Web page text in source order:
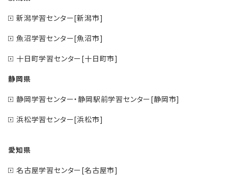
新潟学習センター[新潟市]
魚沼学習センター[魚沼市]
十日町学習センター[十日町市]
静岡県
静岡学習センター・静岡駅前学習センター[静岡市]
浜松学習センター[浜松市]
愛知県
名古屋学習センター[名古屋市]